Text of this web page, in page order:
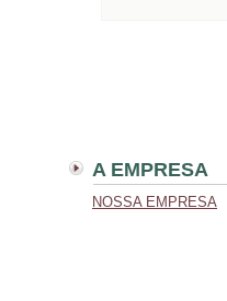
A EMPRESA
NOSSA EMPRESA